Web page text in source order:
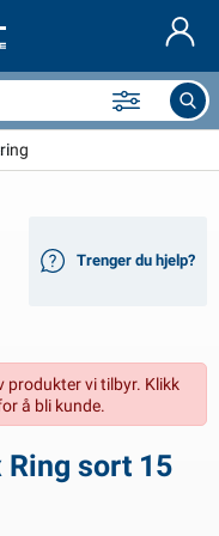
Trenger du hjelp?
produkter vi tilbyr. Klikk
å bli kunde.
sort 15